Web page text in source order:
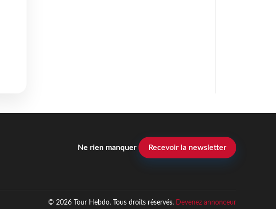
Ne rien manquer Recevoir la newsletter
© 2026 Tour Hebdo. Tous droits réservés. Devenez annonceur